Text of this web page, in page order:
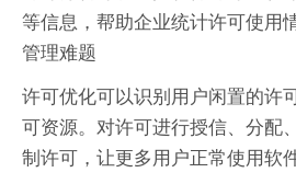
等信息，帮助企业统计许可使用
管理难题
许可优化可以识别用户闲置的许
可资源。对许可进行授信、分配
制许可，让更多用户正常使用软